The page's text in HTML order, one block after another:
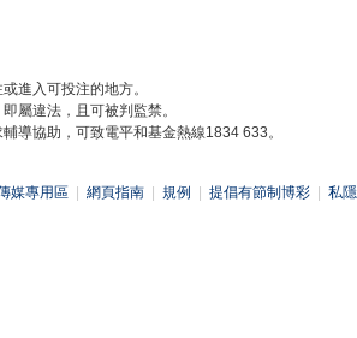
進入可投注的地方。
屬違法，且可被判監禁。
導協助，可致電平和基金熱線1834 633。
媒專用區 網頁指南 規例 提倡有節制博彩 私